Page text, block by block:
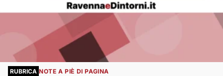
RUBRICA NOTE A PIÈ DI PAGINA